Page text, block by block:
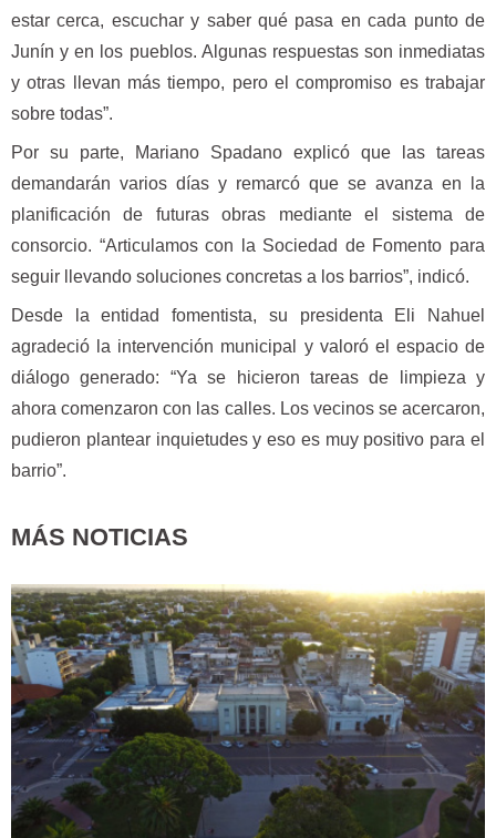
estar cerca, escuchar y saber qué pasa en cada punto de
Junín y en los pueblos. Algunas respuestas son inmediatas
y otras llevan más tiempo, pero el compromiso es trabajar
sobre todas”.
Por su parte, Mariano Spadano explicó que las tareas
demandarán varios días y remarcó que se avanza en la
planificación de futuras obras mediante el sistema de
consorcio. “Articulamos con la Sociedad de Fomento para
seguir llevando soluciones concretas a los barrios”, indicó.
Desde la entidad fomentista, su presidenta Eli Nahuel
agradeció la intervención municipal y valoró el espacio de
diálogo generado: “Ya se hicieron tareas de limpieza y
ahora comenzaron con las calles. Los vecinos se acercaron,
pudieron plantear inquietudes y eso es muy positivo para el
barrio”.
MÁS NOTICIAS